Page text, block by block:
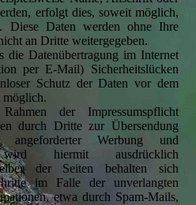
erfolgt dies, soweit möglich,
Diese Daten werden ohne Ihre
an Dritte weitergegeben.
die Datenübertragung im Internet
per E-Mail) Sicherheitslücken
Schutz der Daten vor dem
der Impressumspflicht
durch Dritte zur Übersendung
Werbung und
wird hiermit ausdrücklich
der Seiten behalten sich
im Falle der unverlangten
etwa durch Spam-Mails,